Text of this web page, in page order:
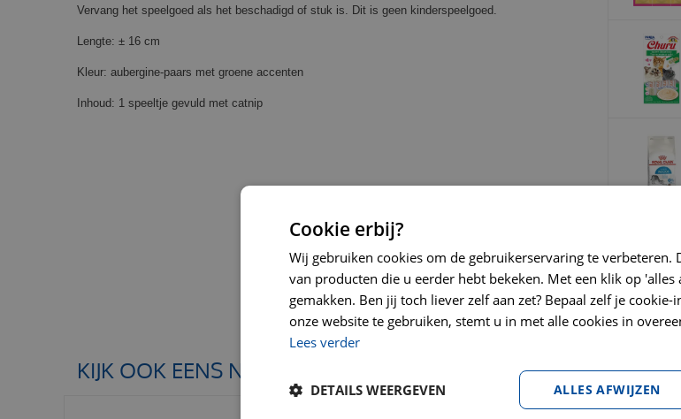
Vervang het speelgoed als het beschadigd of stuk is. Dit is geen kinderspeelgoed.
Lengte: ± 16 cm
Kleur: aubergine-paars met groene accenten
Inhoud: 1 speeltje gevuld met catnip
KIJK OOK EENS NAAR:
Cookie erbij?
Wij gebruiken cookies om de gebruikerservaring te verbeteren.
van producten die u eerder hebt bekeken. Met een klik op 'alles
gemakken. Ben jij toch liever zelf aan zet? Bepaal zelf je
onze website te gebruiken, stemt u in met alle cookies in
Lees verder
ALLES AFWIJZEN
DETAILS WEERGEVEN